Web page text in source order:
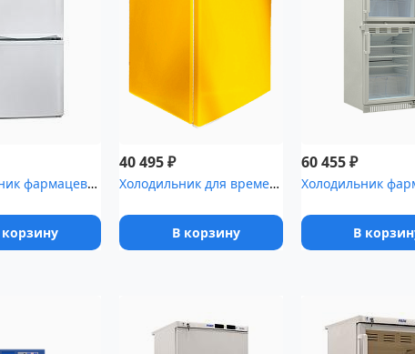
Холодильник фармацевтический Pozis ХЛ-250-1 с металлическими двер...
40 495₽
Холодильник для временного хранения медицинских отходов Саратов-5...
В корзину
60 455₽
В